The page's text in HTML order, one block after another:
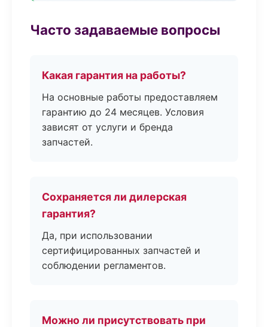
Часто задаваемые вопросы
Какая гарантия на работы?
На основные работы предоставляем
гарантию до 24 месяцев. Условия
зависят от услуги и бренда
запчастей.
Сохраняется ли дилерская
гарантия?
Да, при использовании
сертифицированных запчастей и
соблюдении регламентов.
Можно ли присутствовать при